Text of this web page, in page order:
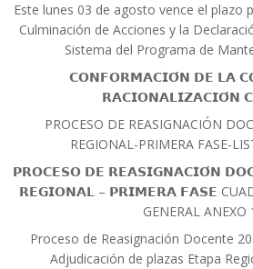
Este lunes 03 de agosto vence el plazo
Culminación de Acciones y la
Sistema del Programa de
𝗖𝗢𝗡𝗙𝗢𝗥𝗠𝗔𝗖𝗜𝗢́𝗡 𝗗𝗘 𝗟𝗔
𝗥𝗔𝗖𝗜𝗢𝗡𝗔𝗟𝗜𝗭𝗔𝗖𝗜𝗢́𝗡
PROCESO DE REASIGNACIÓN
REGIONAL-PRIMERA FASE-
𝗣𝗥𝗢𝗖𝗘𝗦𝗢 𝗗𝗘 𝗥𝗘𝗔𝗦𝗜𝗚𝗡𝗔𝗖𝗜𝗢́𝗡
𝗥𝗘𝗚𝗜𝗢𝗡𝗔𝗟 – 𝗣𝗥𝗜𝗠𝗘𝗥𝗔 𝗙𝗔𝗦𝗘
GENERAL ANEXO
Proceso de Reasignación Docente
Adjudicación de plazas Etapa